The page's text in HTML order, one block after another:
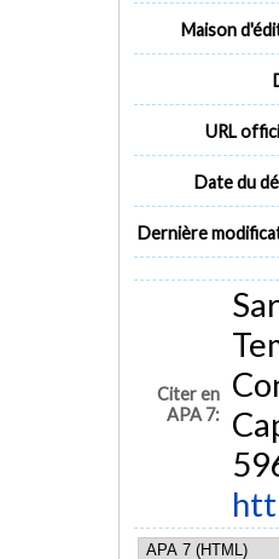
Maison
URL
Date du
Dernière
Citer en
APA 7: